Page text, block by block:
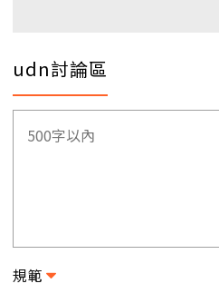
udn討論區
規範